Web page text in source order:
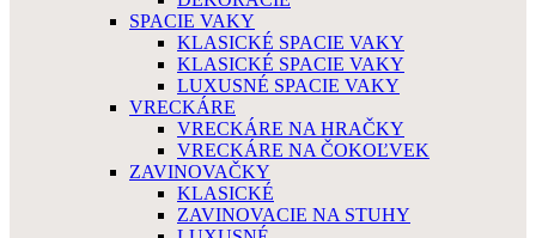
SPACIE VAKY
KLASICKÉ SPACIE VAKY
KLASICKÉ SPACIE VAKY
LUXUSNÉ SPACIE VAKY
VRECKÁRE
VRECKÁRE NA HRAČKY
VRECKÁRE NA ČOKOĽVEK
ZAVINOVAČKY
KLASICKÉ
ZAVINOVACIE NA STUHY